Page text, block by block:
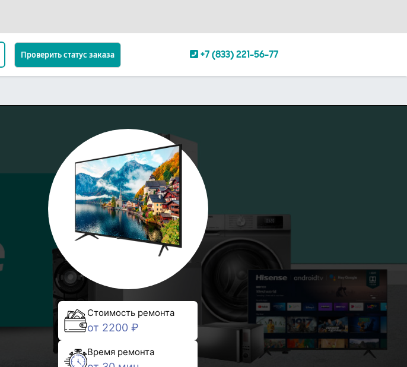
Проверить статус заказа +7 (833) 221-56-77
Стоимость ремонта
от 2200 ₽
Время ремонта